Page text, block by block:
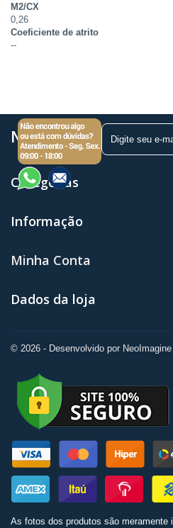
M2/CX
0,26
Coeficiente de atrito
--
Newsletter
Categorias
Informação
© 2026 - Desenvolvido por NeoImagine
Minha Conta
Dados da loja
As fotos dos produtos são meramente